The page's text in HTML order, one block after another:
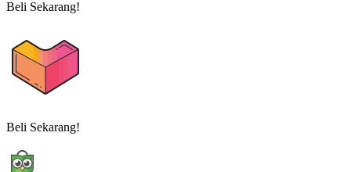
Beli Sekarang!
Beli Sekarang!